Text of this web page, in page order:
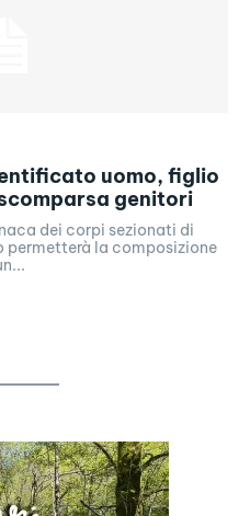
uomo, figlio
genitori
dei corpi sezionati di
permetterà la composizione